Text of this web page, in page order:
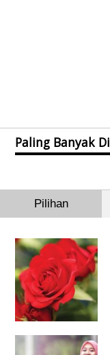
Paling Banyak
Pilihan